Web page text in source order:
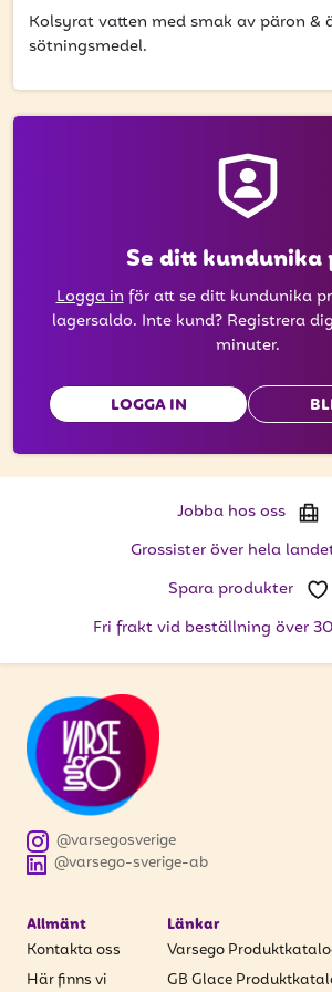
Ange din e-postadress nedan för att ta
nyheter och erbjudanden.
E-postadress
Kolsyrat vatten med smak av päron &
sötningsmedel.
Se ditt kundunika
Logga inför att se ditt kundunika
lagersaldo. Inte kund? Registrera
minuter.
LOGGA IN
Jobba hos oss
Grossister över hela
Spara produkter
Fri frakt vid beställning över
@varsego-sverige-ab
@varsegosverige
Allmänt
Kontakta oss
Här finns vi
Länkar
Varsego
GB Glace